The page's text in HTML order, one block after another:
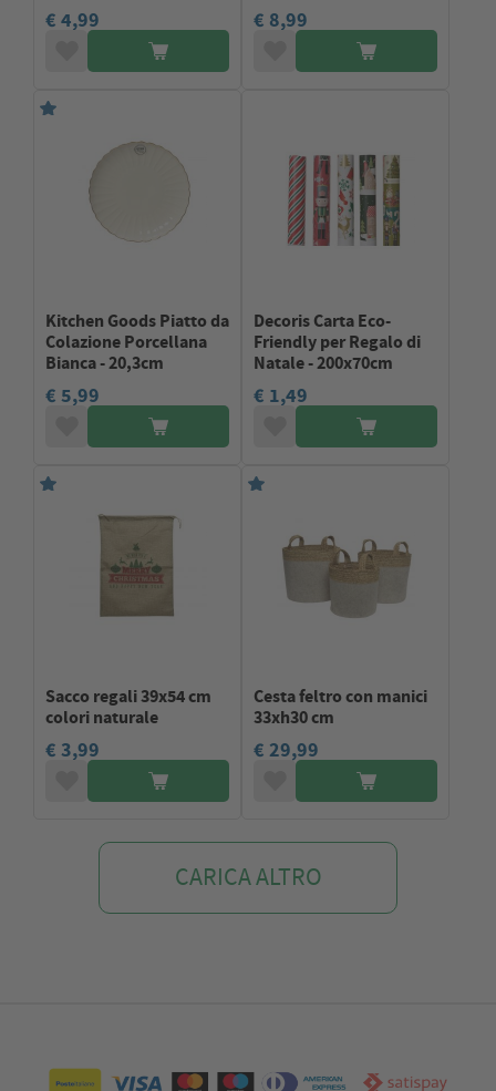
€ 4,99 € 8,99
Kitchen Goods Piatto da
Colazione Porcellana
Bianca - 20,3cm
€ 5,99
Decoris Carta Eco-
Friendly per Regalo di
Natale - 200x70cm
€ 1,49
Sacco regali 39x54 cm
colori naturale
€ 3,99
Cesta feltro con manici
33xh30 cm
€ 29,99
CARICA ALTRO